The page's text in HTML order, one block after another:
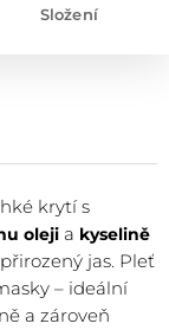
Složení
krytí s
olejia kyselině
jas. Pleť
– ideální
a zároveň